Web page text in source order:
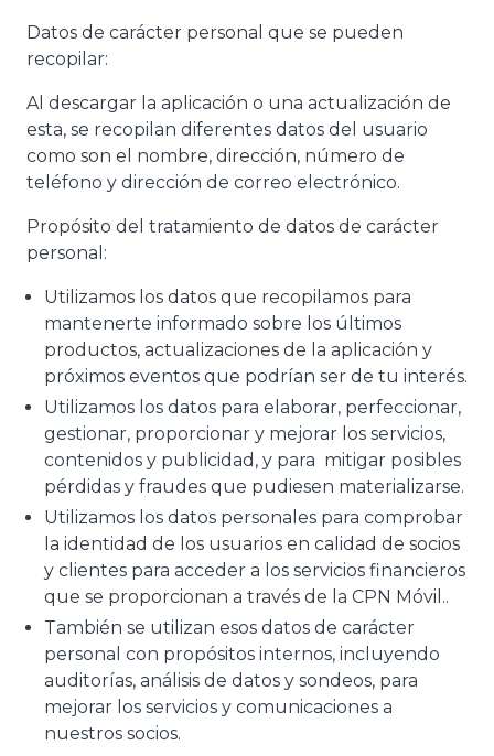
Datos de carácter personal que se pueden
recopilar:
Al descargar la aplicación o una actualización de
esta, se recopilan diferentes datos del usuario
como son el nombre, dirección, número de
teléfono y dirección de correo electrónico.
Propósito del tratamiento de datos de carácter
personal:
Utilizamos los datos que recopilamos para
mantenerte informado sobre los últimos
productos, actualizaciones de la aplicación y
próximos eventos que podrían ser de tu interés.
Utilizamos los datos para elaborar, perfeccionar,
gestionar, proporcionar y mejorar los servicios,
contenidos y publicidad, y para mitigar posibles
pérdidas y fraudes que pudiesen materializarse.
Utilizamos los datos personales para comprobar
la identidad de los usuarios en calidad de socios
y clientes para acceder a los servicios financieros
que se proporcionan a través de la CPN Móvil..
También se utilizan esos datos de carácter
personal con propósitos internos, incluyendo
auditorías, análisis de datos y sondeos, para
mejorar los servicios y comunicaciones a
nuestros socios.